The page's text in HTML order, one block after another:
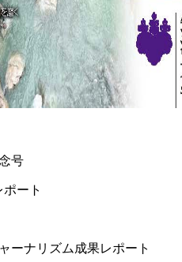
号
ート
ーナリズム成果レポート